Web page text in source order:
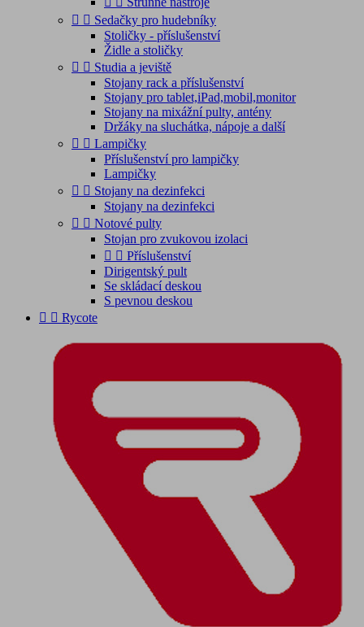
  Sedačky pro hudebníky
Stoličky - příslušenství
Židle a stoličky
  Studia a jeviště
Stojany rack a příslušenství
Stojany pro tablet,iPad,mobil,monitor
Stojany na mixážní pulty, antény
Držáky na sluchátka, nápoje a další
  Lampičky
Příslušenství pro lampičky
Lampičky
  Stojany na dezinfekci
Stojany na dezinfekci
  Notové pulty
Stojan pro zvukovou izolaci
  Příslušenství
Dirigentský pult
Se skládací deskou
S pevnou deskou
  Rycote